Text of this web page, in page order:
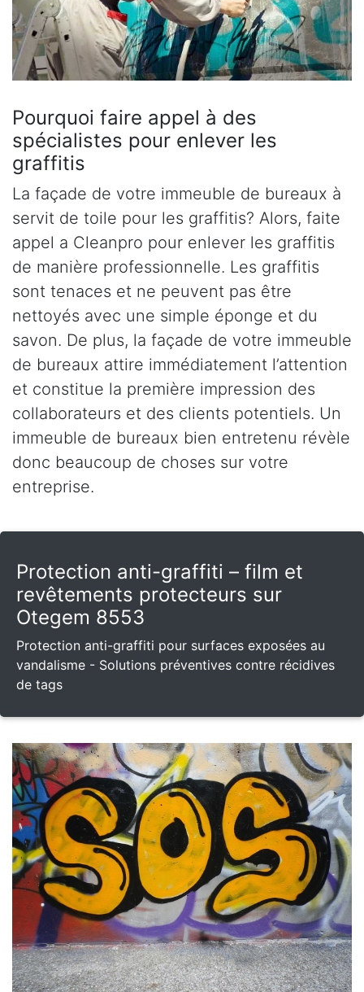
Pourquoi faire appel à des
spécialistes pour enlever les
graffitis
La façade de votre immeuble de bureaux à
servit de toile pour les graffitis? Alors, faite
appel a Cleanpro pour enlever les graffitis
de manière professionnelle. Les graffitis
sont tenaces et ne peuvent pas être
nettoyés avec une simple éponge et du
savon. De plus, la façade de votre immeuble
de bureaux attire immédiatement l’attention
et constitue la première impression des
collaborateurs et des clients potentiels. Un
immeuble de bureaux bien entretenu révèle
donc beaucoup de choses sur votre
entreprise.
Protection anti-graffiti – film et
revêtements protecteurs sur
Otegem 8553
Protection anti-graffiti pour surfaces exposées au
vandalisme - Solutions préventives contre récidives
de tags